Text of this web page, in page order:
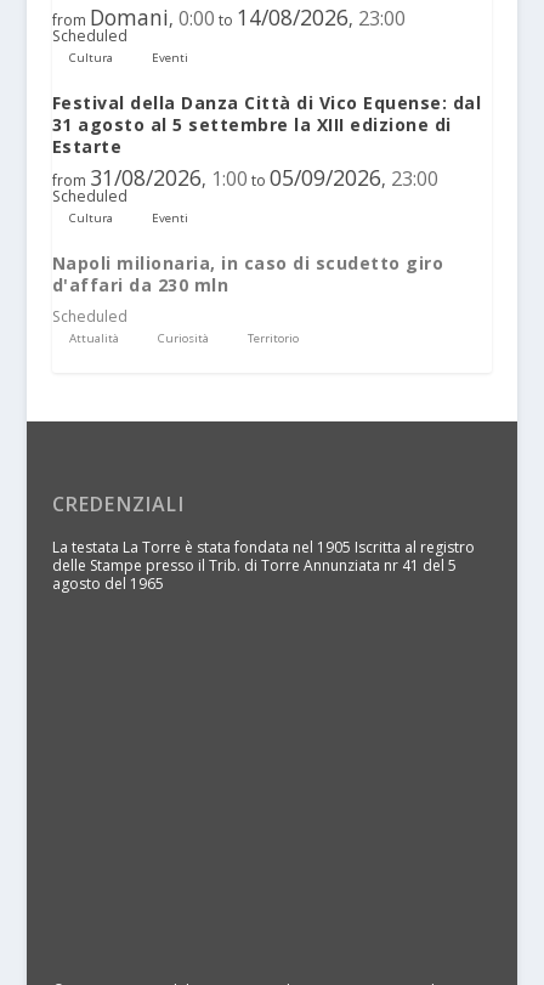
from Domani, 0:00 to 14/08/2026, 23:00
Scheduled
Cultura Eventi
Festival della Danza Città di Vico Equense: dal
31 agosto al 5 settembre la XIII edizione di
Estarte
from 31/08/2026, 1:00 to 05/09/2026, 23:00
Scheduled
Cultura Eventi
Napoli milionaria, in caso di scudetto giro
d'affari da 230 mln
Scheduled
Attualità Curiosità Territorio
CREDENZIALI
La testata La Torre è stata fondata nel 1905 Iscritta al registro
delle Stampe presso il Trib. di Torre Annunziata nr 41 del 5
agosto del 1965